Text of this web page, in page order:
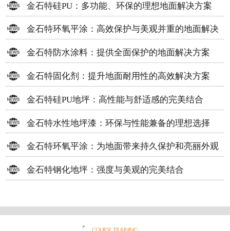
金石特硅PU：多功能、环保的理想地面解决方案
金石特环氧平涂：高效保护与美观并重的地面解决
方案
金石特防水涂料：提供全面保护的地面解决方案
金石特固化剂：提升地面耐用性的高效解决方案
金石特硅PU地坪：高性能与舒适感的完美结合
金石特水性地坪漆：环保与性能兼备的理想选择
金石特环氧平涂：为地面带来持久保护和亮丽外观
金石特钢化地坪：强度与美观的完美结合